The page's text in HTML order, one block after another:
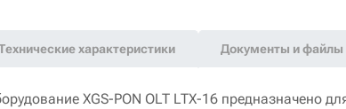
характеристики Документы и файлы
XGS-PON OLT LTX-16 предназначено